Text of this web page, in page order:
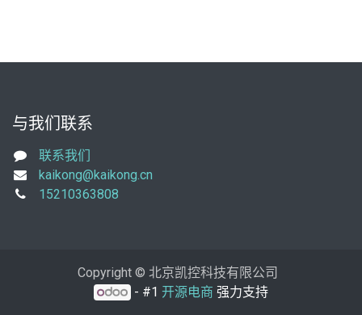
与我们联系
联系我们
kaikong@kaikong.cn
15210363808
Copyright © 北京凯控科技有限公司
- #1开源电商 强力支持